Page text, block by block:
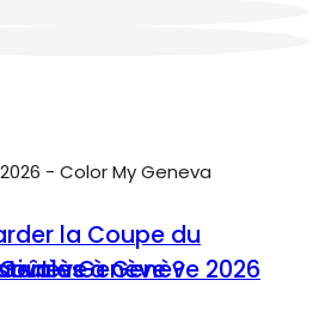
à Genève ?
à Genève 2026
la Coupe du
- Color My Geneva